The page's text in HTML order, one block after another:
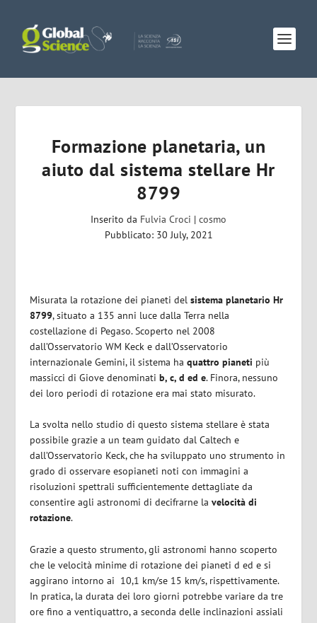
Formazione planetaria, un
aiuto dal sistema stellare Hr
8799
Inserito da Fulvia Croci | cosmo
Pubblicato: 30 July, 2021
Misurata la rotazione dei pianeti delsistema planetario Hr
8799, situato a 135 anni luce dalla Terra nella
costellazione di Pegaso. Scoperto nel 2008
dall’Osservatorio WM Keck e dall’Osservatorio
internazionale Gemini, il sistema haquattro pianeti più
massicci di Giove denominatib, c, d ed e. Finora, nessuno
dei loro periodi di rotazione era mai stato misurato.
La svolta nello studio di questo sistema stellare è stata
possibile grazie a un team guidato dal Caltech e
dall’Osservatorio Keck, che ha sviluppato uno strumento in
grado di osservare esopianeti noti con immagini a
risoluzioni spettrali sufficientemente dettagliate da
consentire agli astronomi di decifrarne lavelocità di
rotazione.
Grazie a questo strumento, gli astronomi hanno scoperto
che le velocità minime di rotazione dei pianeti d ed e si
aggirano intorno ai 10,1 km/se 15 km/s, rispettivamente.
In pratica, la durata dei loro giorni potrebbe variare da tre
ore fino a ventiquattro, a seconda delle inclinazioni assiali